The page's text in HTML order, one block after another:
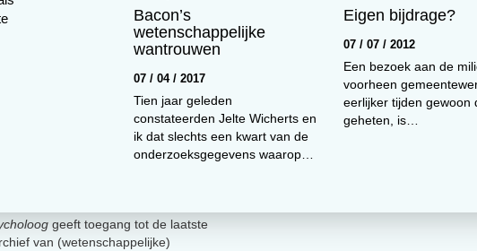
vers in het achterhoofd weet u dit patroon natuurlijk direct
avocado en bacon, zodat de smaakervaring versterkt wordt
dan de som der delen. Maar nu komt het. Stel dat de
een weekend vasten voor ieder van de hamburgers zou
heb ik natuurlijk meer over, maar er is een grens. De
Bacon’s
wetenschappelijke
wantrouwen
07 / 04 / 2017
Tien jaar geleden
constateerden Jelte Wicherts en
ik dat slechts een kwart van de
onderzoeksgegevens waarop…
Eigen bijdrage?
07 / 07 / 2012
Een bezoek aan de
voorheen
eerlijker tijden gewoon
geheten, is…
geeft toegang tot de laatste
van (wetenschappelijke)